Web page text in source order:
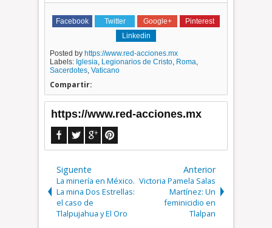
Facebook Twitter Google+
Pinterest
Linkedin
Posted by https://www.red-acciones.mx
Labels: Iglesia, Legionarios de Cristo, Roma,
Sacerdotes,Vaticano
Compartir:
https://www.red-acciones.mx
Siguente
La minería en México.
La mina Dos Estrellas:
el caso de
Tlalpujahua y El Oro
Anterior
Victoria Pamela Salas
Martínez: Un
feminicidio en
Tlalpan